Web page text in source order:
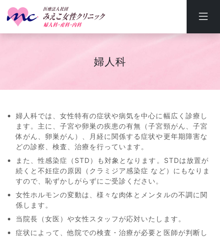
婦人科
婦人科では、女性特有の症状や病気を中心に幅広く診療し
ます。主に、子宮や卵巣の疾患の有無（子宮頸がん、子宮
体がん、卵巣がん）、月経に関係する症状や更年期障害な
どの診察、検査、治療を行っています。
また、性感染症（STD）も対象となります。STDは放置が
続くと不妊症の原因（クラミジア感染症 など）にもなりま
すので、恥ずかしがらずにご受診ください。
女性ホルモンの変動は、様々な肉体とメンタルの不調に関
係します。
当院長（女医）や女性スタッフが応対いたします。
症状によって、他院での検査・治療が必要と医師が判断し